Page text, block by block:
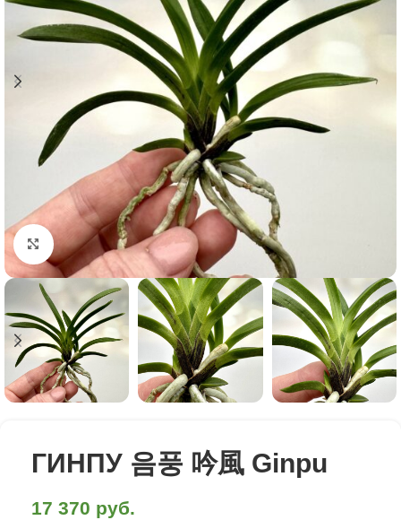
Click to enlarge
ГИНПУ 음풍 吟風 Ginpu
17 370 руб.